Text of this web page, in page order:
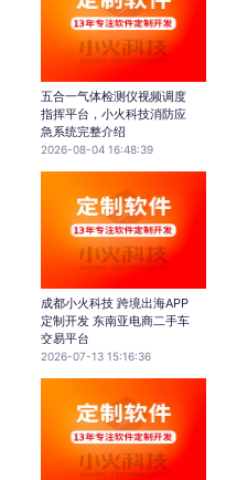
五合一气体检测仪视频调度
指挥平台，小火科技消防应
急系统完整介绍
2026-08-04 16:48:39
成都小火科技 跨境出海APP
定制开发 东南亚电商二手车
交易平台
2026-07-13 15:16:36